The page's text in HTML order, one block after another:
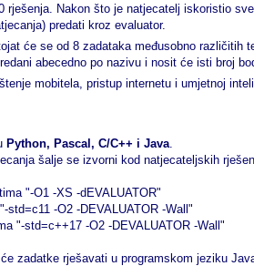
rješenja. Nakon što je natjecatelj iskoristio
predati kroz evaluator.
će se od 8 zadataka međusobno
abecedno po nazivu i nosit će isti broj
mobitela, pristup internetu i umjetnoj
Python, Pascal, C/C++ i Java.
šalje se izvorni kod natjecateljskih
"-O1 -XS -dEVALUATOR"
-O2 -DEVALUATOR -Wall"
"-std=c++17 -O2 -DEVALUATOR -Wall"
zadatke rješavati u programskom jeziku